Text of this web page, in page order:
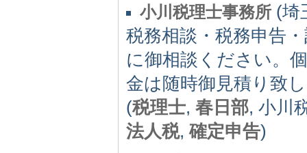
小川税理士事務所 (埼
税務相談・税務申告
に御相談ください。
金は随時御見積り致
(税理士, 春日部, 小川
法人税, 確定申告)